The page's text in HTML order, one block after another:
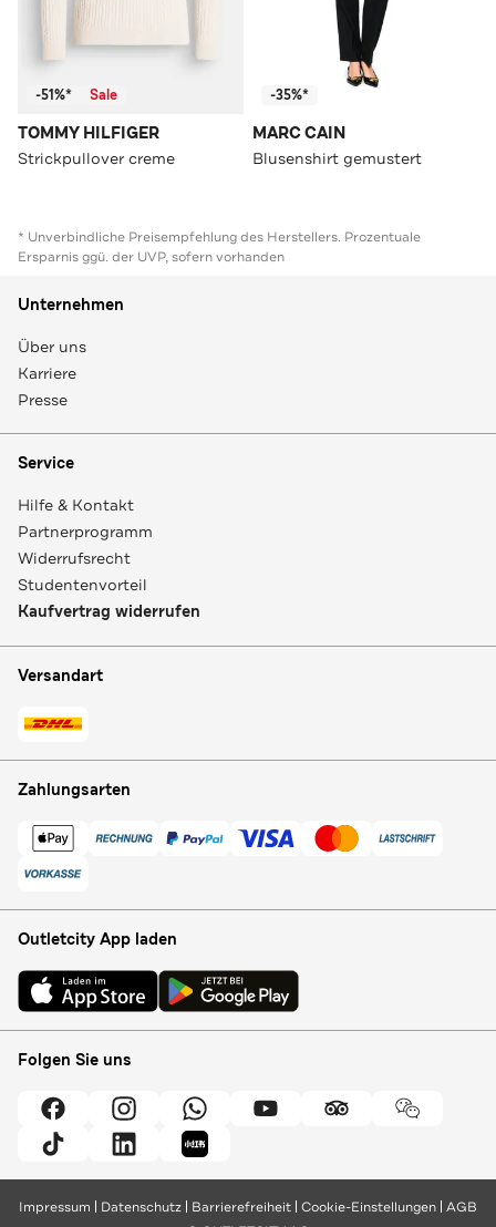
-51%* Sale
TOMMY HILFIGER
Strickpullover creme
-35%*
MARC CAIN
Blusenshirt gemustert
* Unverbindliche Preisempfehlung des Herstellers. Prozentuale
Ersparnis ggü. der UVP, sofern vorhanden
Unternehmen
Über uns
Karriere
Presse
Service
Hilfe & Kontakt
Partnerprogramm
Widerrufsrecht
Studentenvorteil
Kaufvertrag widerrufen
Versandart
Zahlungsarten
Outletcity App laden
Folgen Sie uns
Impressum Datenschutz Barrierefreiheit Cookie-Einstellungen AGB